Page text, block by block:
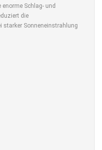
enorme Schlag- und
die
starker Sonneneinstrahlung